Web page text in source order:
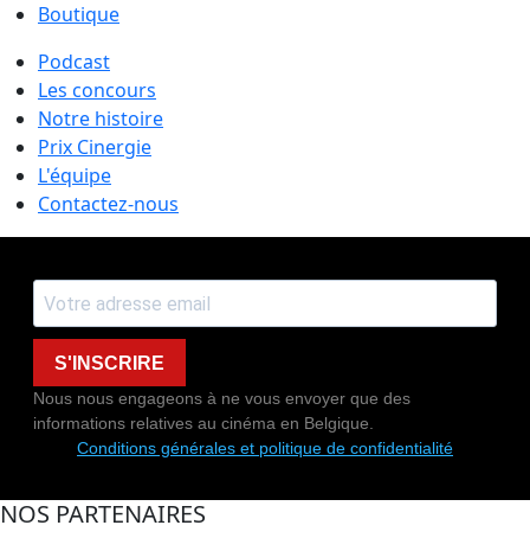
Boutique
Podcast
Les concours
Notre histoire
Prix Cinergie
L'équipe
Contactez-nous
S'INSCRIRE
Nous nous engageons à ne vous envoyer que des
informations relatives au cinéma en Belgique.
Conditions générales et politique de confidentialité
NOS PARTENAIRES